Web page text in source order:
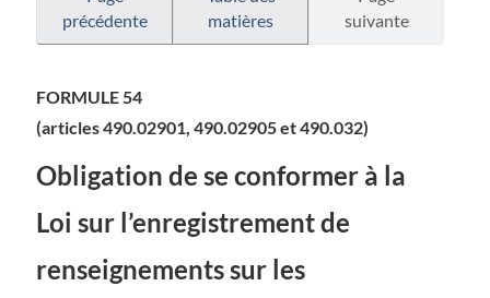
précédente
matières
suivante
FORMULE 54
(articles 490.02901, 490.02905 et 490.032)
Obligation de se conformer à la
Loi sur l’enregistrement de
renseignements sur les